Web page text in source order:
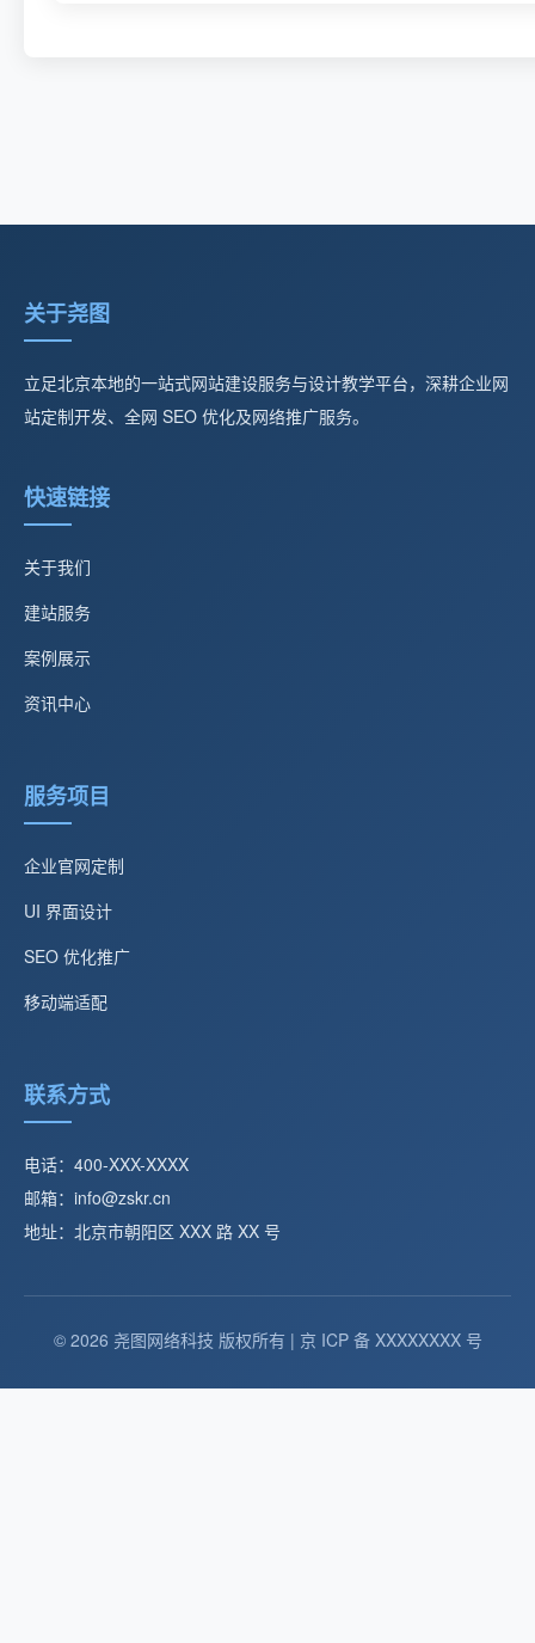
关于尧图
立足北京本地的一站式网站建设服务与设计教学平台，深耕企业网
站定制开发、全网 SEO 优化及网络推广服务。
快速链接
关于我们
建站服务
案例展示
资讯中心
服务项目
企业官网定制
UI 界面设计
SEO 优化推广
移动端适配
联系方式
电话：400-XXX-XXXX
邮箱：info@zskr.cn
地址：北京市朝阳区 XXX 路 XX 号
© 2026 尧图网络科技 版权所有 | 京 ICP 备 XXXXXXXX 号